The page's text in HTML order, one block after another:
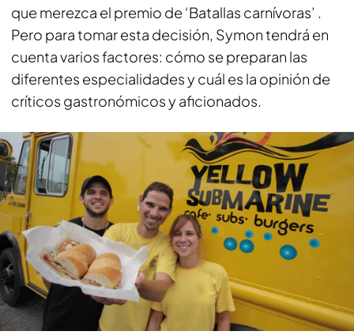
que merezca el premio de ‘Batallas carnívoras’ .
Pero para tomar esta decisión, Symon tendrá en
cuenta varios factores: cómo se preparan las
diferentes especialidades y cuál es la opinión de
críticos gastronómicos y aficionados.